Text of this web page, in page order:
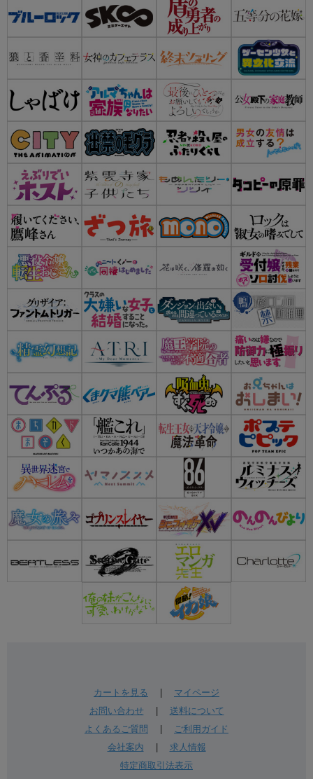
カートを見る
マイページ
お問い合わせ| 送料について
よくあるご質問
ご利用ガイド
会社案内
求人情報
特定商取引法表示